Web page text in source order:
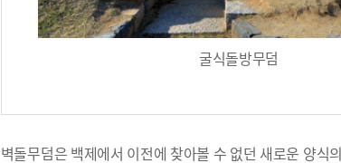
굴식돌방무덤
벽돌무덤은 백제에서 이전에 찾아볼 수 없던 새로운 양